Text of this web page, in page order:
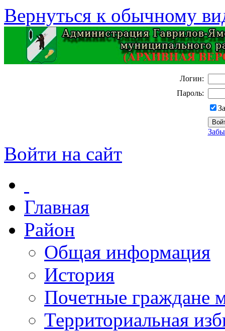
Вернуться к обычному
Логин:
Пароль:
Войти на сайт
Главная
Район
Общая информация
История
Почетные граждане
Территориальная